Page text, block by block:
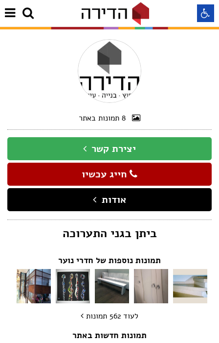
8 תמונות באתר
יצירת קשר
חייג עכשיו
אודות
ביתן בגני התערוכה
תמונות נוספות של חדרי נוער
לעוד 562 תמונות
תמונות חדשות באתר
התאמה לקורא מסך
התאמה לעיוורי צבעים
תצוגה רגילה